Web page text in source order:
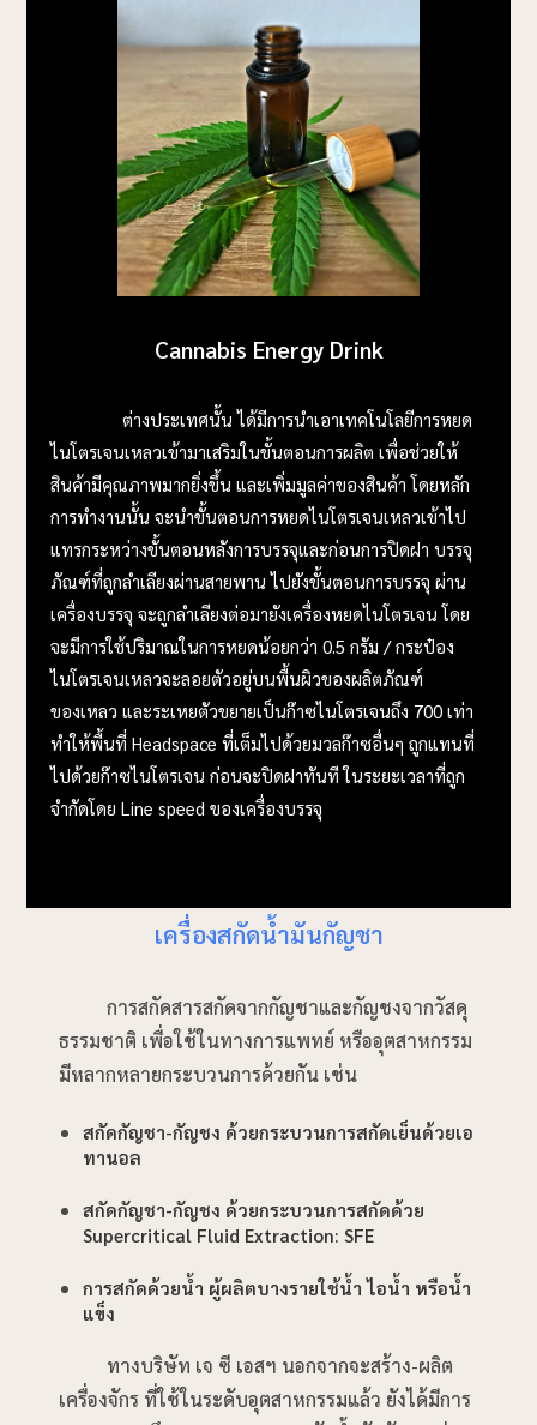
Cannabis Energy Drink
ต่างประเทศนั้น ได้มีการนำเอาเทคโนโลยีการหยด
ไนโตรเจนเหลวเข้ามาเสริมในขั้นตอนการผลิต เพื่อช่วยให้
สินค้ามีคุณภาพมากยิ่งขึ้น และเพิ่มมูลค่าของสินค้า โดยหลัก
การทำงานนั้น จะนำขั้นตอนการหยดไนโตรเจนเหลวเข้าไป
แทรกระหว่างขั้นตอนหลังการบรรจุและก่อนการปิดฝา บรรจุ
ภัณฑ์ที่ถูกลำเลียงผ่านสายพาน ไปยังขั้นตอนการบรรจุ ผ่าน
เครื่องบรรจุ จะถูกลำเลียงต่อมายังเครื่องหยดไนโตรเจน โดย
จะมีการใช้ปริมาณในการหยดน้อยกว่า 0.5 กรัม / กระป๋อง
ไนโตรเจนเหลวจะลอยตัวอยู่บนพื้นผิวของผลิตภัณฑ์
ของเหลว และระเหยตัวขยายเป็นก๊าซไนโตรเจนถึง 700 เท่า
ทำให้พื้นที่ Headspace ที่เต็มไปด้วยมวลก๊าซอื่นๆ ถูกแทนที่
ไปด้วยก๊าซไนโตรเจน ก่อนจะปิดฝาทันที ในระยะเวลาที่ถูก
จำกัดโดย Line speed ของเครื่องบรรจุ
เครื่องสกัดน้ำมันกัญชา
การสกัดสารสกัดจากกัญชาและกัญชงจากวัสดุ
ธรรมชาติ เพื่อใช้ในทางการแพทย์ หรืออุตสาหกรรม
มีหลากหลายกระบวนการด้วยกัน เช่น
สกัดกัญชา-กัญชง ด้วยกระบวนการสกัดเย็นด้วยเอ
ทานอล
สกัดกัญชา-กัญชง ด้วยกระบวนการสกัดด้วย
Supercritical Fluid Extraction: SFE
การสกัดด้วยน้ำ ผู้ผลิตบางรายใช้น้ำ ไอน้ำ หรือน้ำ
แข็ง
ทางบริษัท เจ ซี เอสฯ นอกจากจะสร้าง-ผลิต
เครื่องจักร ที่ใช้ในระดับอุตสาหกรรมแล้ว ยังได้มีการ